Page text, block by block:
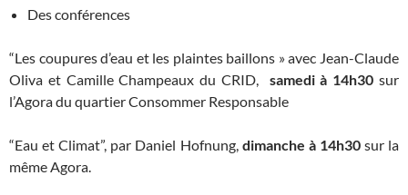
Des conférences
“Les coupures d’eau et les plaintes baillons » avec Jean-Claude
Oliva et Camille Champeaux du CRID, samedi à 14h30 sur
l’Agora du quartier Consommer Responsable
“Eau et Climat”, par Daniel Hofnung, dimanche à 14h30sur la
même Agora.